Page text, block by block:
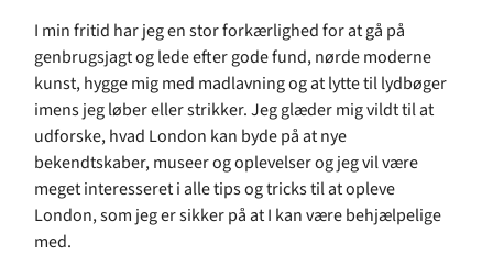
I min fritid har jeg en stor forkærlighed for at gå på
genbrugsjagt og lede efter gode fund, nørde moderne
kunst, hygge mig med madlavning og at lytte til lydbøger
imens jeg løber eller strikker. Jeg glæder mig vildt til at
udforske, hvad London kan byde på at nye
bekendtskaber, museer og oplevelser og jeg vil være
meget interesseret i alle tips og tricks til at opleve
London, som jeg er sikker på at I kan være behjælpelige
med.